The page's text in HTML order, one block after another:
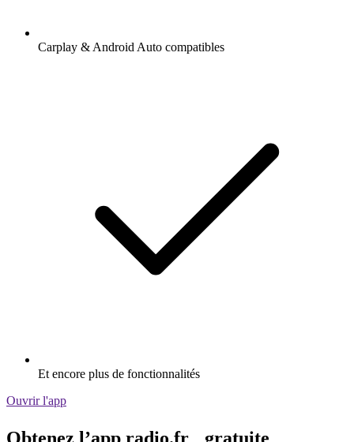
Carplay & Android Auto compatibles
Et encore plus de fonctionnalités
Ouvrir l'app